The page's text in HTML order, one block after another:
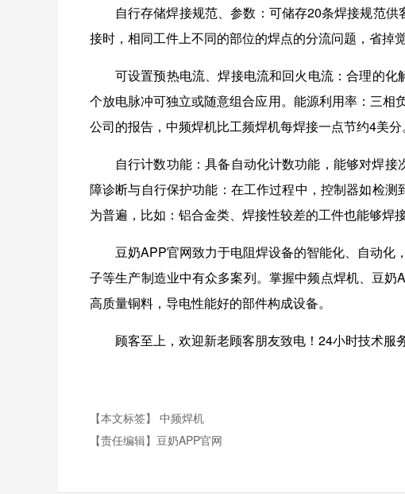
自行存储焊接规范、参数： 可储存20条焊接规范供
接时，相同工件上不同的部位的焊点的分流问题，省
可设置预热电流、焊接电流和回火电流：合理的
个放电脉冲可独立或随意组合应用。能源利用率：三
公司的报告，中频焊机比工频焊机每焊接一点节约4美分。
自行计数功能：具备自动化计数功能，能够对焊接
障诊断与自行保护功能：在工作过程中，控制器如检
为普遍，比如：铝合金类、焊接性较差的工件也能够焊接
豆奶APP官网致力于电阻焊设备的智能化、自动化，凭
子等生产制造业中有众多案列。掌握中频点焊机、豆
高质量铜料，导电性能好的部件构成设备。
顾客至上，欢迎新老顾客朋友致电！24小时技术服
【本文标签】 中频焊机
【责任编辑】 豆奶APP官网